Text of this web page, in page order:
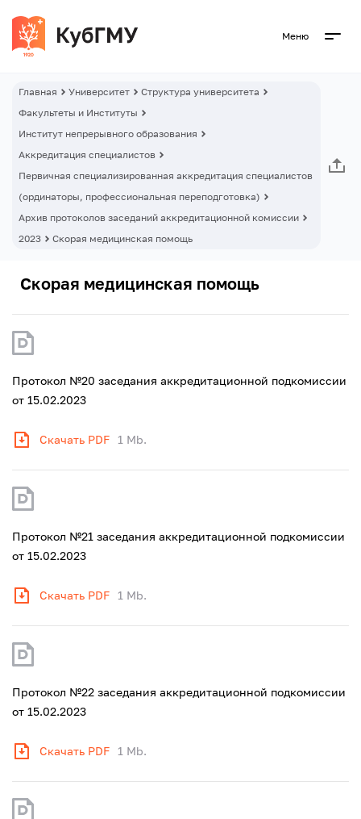
Меню
Главная Университет
Структура университета
Факультеты и Институты
Институт непрерывного образования
Аккредитация специалистов
Первичная специализированная аккредитация специалистов
(ординаторы, профессиональная переподготовка)
Архив протоколов заседаний аккредитационной комиссии
2023
Скорая медицинская помощь
Скорая медицинская помощь
Протокол №20 заседания аккредитационной подкомиссии
от 15.02.2023
Скачать PDF 1 Mb.
Протокол №21 заседания аккредитационной подкомиссии
от 15.02.2023
Скачать PDF 1 Mb.
Протокол №22 заседания аккредитационной подкомиссии
от 15.02.2023
Скачать PDF 1 Mb.